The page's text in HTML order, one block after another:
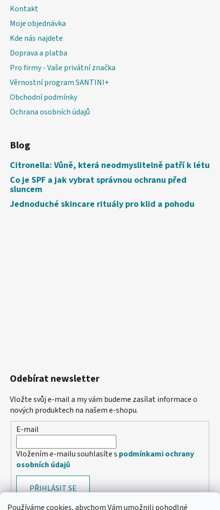
Používáme cookies, abychom Vám umožnili pohodlné
Kontakt
Moje objednávka
Kde nás najdete
Doprava a platba
Pro firmy - Vaše privátní značka
Věrnostní program SANTINI+
Obchodní podmínky
Ochrana osobních údajů
Blog
Citronella: Vůně, která neodmyslitelně patří k létu
Co je SPF a jak vybrat správnou ochranu před
sluncem
Jednoduché skincare rituály pro klid a pohodu
Odebírat newsletter
Vložte svůj e-mail a my vám budeme zasílat informace o
nových produktech na našem e-shopu.
E-mail
Vložením e-mailu souhlasíte s podmínkami ochrany
osobních údajů
PŘIHLÁSIT SE